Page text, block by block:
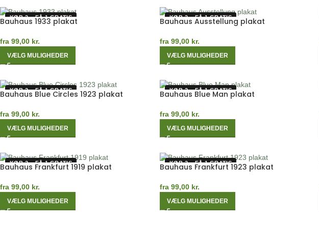
KØB 2 – FÅ 1 GRATIS
Bauhaus 1933 plakat
fra 99,00 kr.
VÆLG MULIGHEDER
KØB 2 – FÅ 1 GRATIS
Bauhaus Ausstellung plakat
fra 99,00 kr.
VÆLG MULIGHEDER
KØB 2 – FÅ 1 GRATIS
Bauhaus Blue Circles 1923 plakat
fra 99,00 kr.
VÆLG MULIGHEDER
KØB 2 – FÅ 1 GRATIS
Bauhaus Blue Man plakat
fra 99,00 kr.
VÆLG MULIGHEDER
KØB 2 – FÅ 1 GRATIS
Bauhaus Frankfurt 1919 plakat
fra 99,00 kr.
VÆLG MULIGHEDER
KØB 2 – FÅ 1 GRATIS
Bauhaus Frankfurt 1923 plakat
fra 99,00 kr.
VÆLG MULIGHEDER